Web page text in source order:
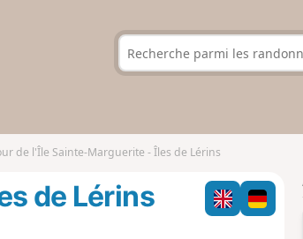
de l'Île Sainte-Marguerite - Îles de Lérins
de Lérins